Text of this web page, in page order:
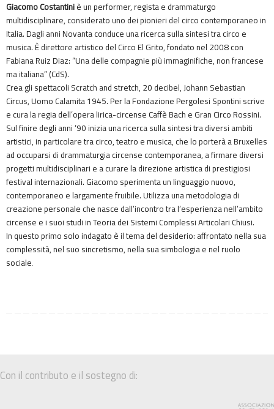
Giacomo Costantini è un performer, regista e drammaturgo
multidisciplinare, considerato uno dei pionieri del circo contemporaneo in
Italia. Dagli anni Novanta conduce una ricerca sulla sintesi tra circo e
musica. È direttore artistico del Circo El Grito, fondato nel 2008 con
Fabiana Ruiz Diaz: “Una delle compagnie più immaginifiche, non francese
ma italiana” (CdS).
Crea gli spettacoli Scratch and stretch, 20 decibel, Johann Sebastian
Circus, Uomo Calamita 1945. Per la Fondazione Pergolesi Spontini scrive
e cura la regia dell’opera lirica-circense Caffè Bach e Gran Circo Rossini.
Sul finire degli anni ‘90 inizia una ricerca sulla sintesi tra diversi ambiti
artistici, in particolare tra circo, teatro e musica, che lo porterà a Bruxelles
ad occuparsi di drammaturgia circense contemporanea, a firmare diversi
progetti multidisciplinari e a curare la direzione artistica di prestigiosi
festival internazionali. Giacomo sperimenta un linguaggio nuovo,
contemporaneo e largamente fruibile. Utilizza una metodologia di
creazione personale che nasce dall’incontro tra l’esperienza nell’ambito
circense e i suoi studi in Teoria dei Sistemi Complessi Articolari Chiusi.
In questo primo solo indagato è il tema del desiderio: affrontato nella sua
complessità, nel suo sincretismo, nella sua simbologia e nel ruolo
sociale.
Con il contributo e il sostegno di: